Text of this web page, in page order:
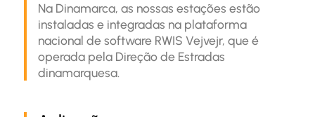
Na Dinamarca, as nossas estações estão
instaladas e integradas na plataforma
nacional de software RWIS Vejvejr, que é
operada pela Direção de Estradas
dinamarquesa.